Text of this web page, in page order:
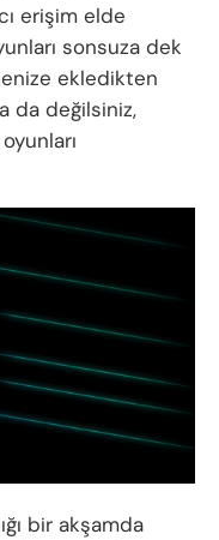
erişim elde
sonsuza dek
ekledikten
da değilsiniz,
bir akşamda